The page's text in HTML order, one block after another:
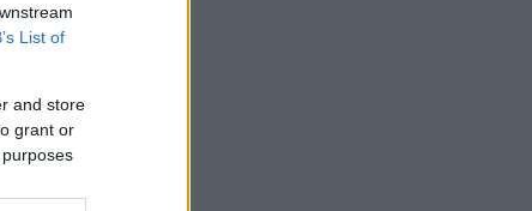
List of
and store
grant or